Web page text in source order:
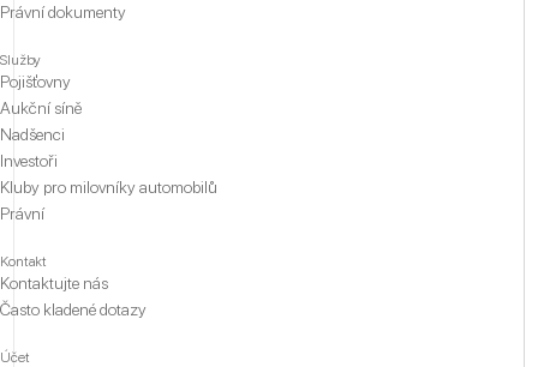
Právní dokumenty
Služby
Pojišťovny
Aukční síně
Nadšenci
Investoři
Kluby pro milovníky automobilů
Právní
Kontakt
Kontaktujte nás
Často kladené dotazy
Účet